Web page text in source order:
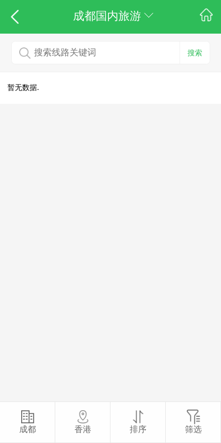
成都国内旅游
搜索
暂无数据.
成都 香港 排序 筛选